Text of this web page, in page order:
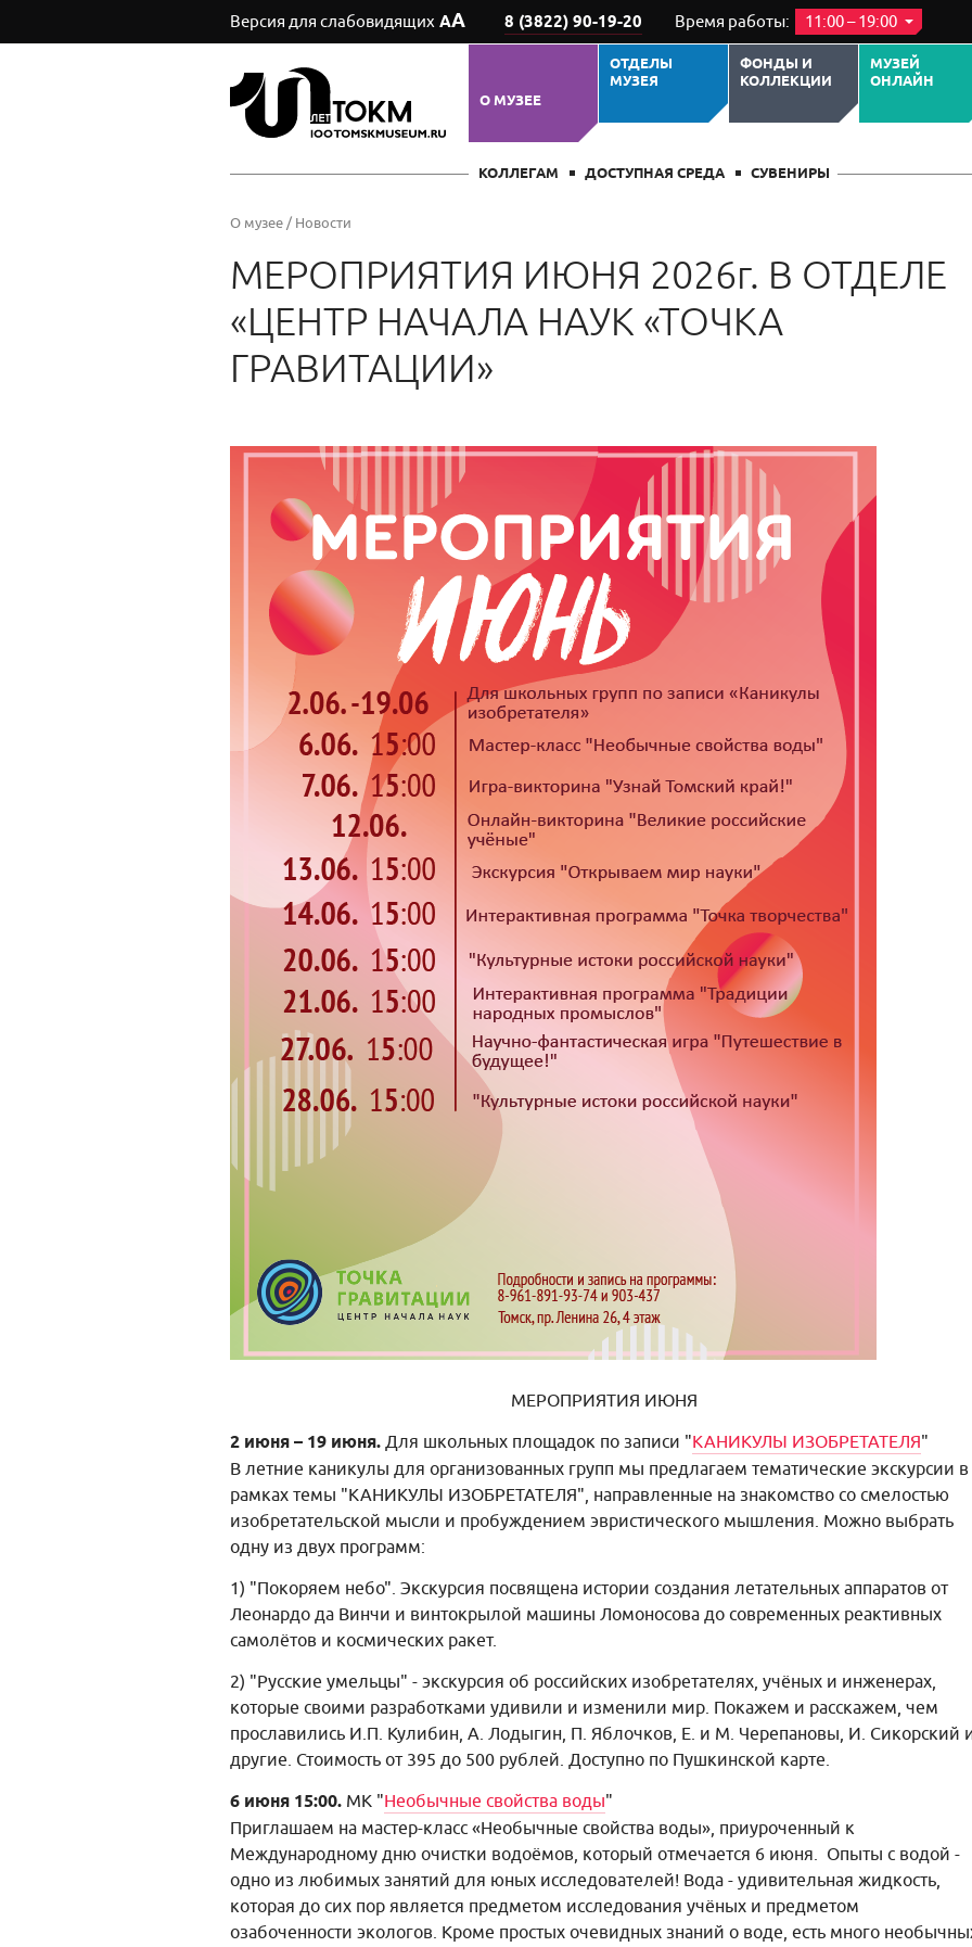
Версия для слабовидящих АА 8 (3822) 90-19-20 Время работы: 11:00 – 19:00
О МУЗЕЕ
ОТДЕЛЫ
МУЗЕЯ
ФОНДЫ И
КОЛЛЕКЦИИ
МУЗЕЙ
ОНЛАЙН
КОЛЛЕГАМ ДОСТУПНАЯ СРЕДА СУВЕНИРЫ
О музее/ Новости
МЕРОПРИЯТИЯ ИЮНЯ 2026г. В ОТДЕЛЕ
«ЦЕНТР НАЧАЛА НАУК «ТОЧКА
ГРАВИТАЦИИ»
МЕРОПРИЯТИЯ ИЮНЯ
2 июня – 19 июня. Для школьных площадок по записи "КАНИКУЛЫ ИЗОБРЕТАТЕЛЯ"
В летние каникулы для организованных групп мы предлагаем тематические экскурсии в
рамках темы "КАНИКУЛЫ ИЗОБРЕТАТЕЛЯ", направленные на знакомство со смелостью
изобретательской мысли и пробуждением эвристического мышления. Можно выбрать
одну из двух программ:
1) "Покоряем небо". Экскурсия посвящена истории создания летательных аппаратов от
Леонардо да Винчи и винтокрылой машины Ломоносова до современных реактивных
самолётов и космических ракет.
2) "Русские умельцы" - экскурсия об российских изобретателях, учёных и инженерах,
которые своими разработками удивили и изменили мир. Покажем и расскажем, чем
прославились И.П. Кулибин, А. Лодыгин, П. Яблочков, Е. и М. Черепановы, И. Сикорский
другие. Стоимость от 395 до 500 рублей. Доступно по Пушкинской карте.
6 июня 15:00. МК "Необычные свойства воды"
Приглашаем на мастер-класс «Необычные свойства воды», приуроченный к
Международному дню очистки водоёмов, который отмечается 6 июня. Опыты с водой -
одно из любимых занятий для юных исследователей! Вода - удивительная жидкость,
которая до сих пор является предметом исследования учёных и предметом
озабоченности экологов. Кроме простых очевидных знаний о воде, есть много